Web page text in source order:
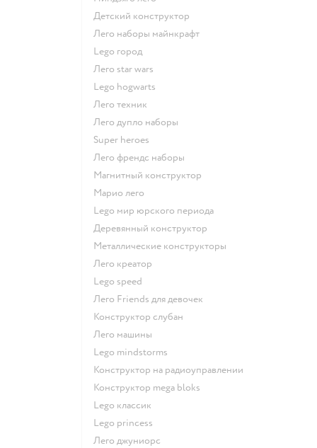
Детский конструктор
Лего наборы майнкрафт
Lego город
Лего star wars
Lego hogwarts
Лего техник
Лего дупло наборы
Super heroes
Лего френдс наборы
Магнитный конструктор
Марио лего
Lego мир юрского периода
Деревянный конструктор
Металлические конструкторы
Лего креатор
Lego speed
Лего Friends для девочек
Конструктор слубан
Лего машины
Lego mindstorms
Конструктор на радиоуправлении
Конструктор mega bloks
Lego классик
Lego princess
Лего джуниорс